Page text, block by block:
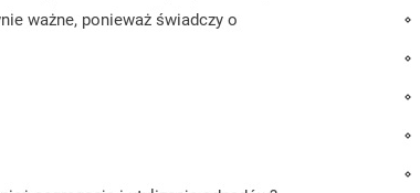
ważne, ponieważ świadczy o